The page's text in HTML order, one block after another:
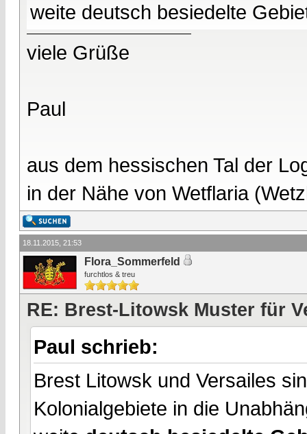
weite deutsch besiedelte
viele Grüße
Paul
aus dem hessischen Tal der
in der Nähe von Wetflaria
18.11.2015, 21:53
Flora_Sommerfeld
furchtlos & treu
RE: Brest-Litowsk Muster für
Paul schrieb:
Brest Litowsk und Versailes
Kolonialgebiete in die